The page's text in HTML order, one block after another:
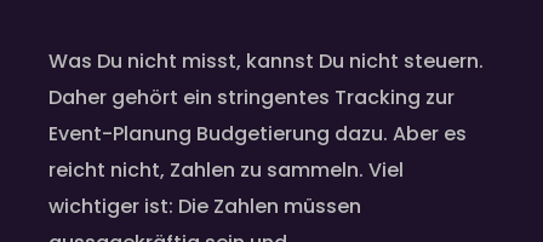
Was Du nicht misst, kannst Du nicht steuern.
Daher gehört ein stringentes Tracking zur
Event-Planung Budgetierung dazu. Aber es
reicht nicht, Zahlen zu sammeln. Viel
wichtiger ist: Die Zahlen müssen